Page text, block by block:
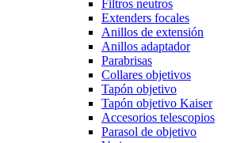
Filtros neutros
Extenders focales
Anillos de extensión
Anillos adaptador
Parabrisas
Collares objetivos
Tapón objetivo
Tapón objetivo Kaiser
Accesorios telescopios
Parasol de objetivo